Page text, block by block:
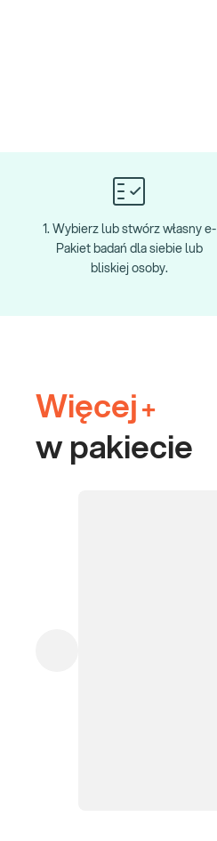
1. Wybierz lub stwórz własny e-
Pakiet badań dla siebie lub
bliskiej osoby.
Więcej +
w pakiecie